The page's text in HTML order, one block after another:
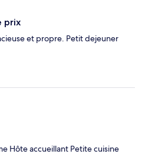
prix
et propre. Petit dejeuner
Hôte accueillant Petite cuisine